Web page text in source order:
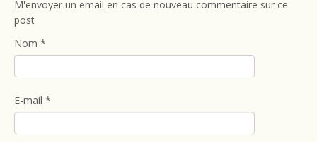
M'envoyer un email en cas de nouveau commentaire sur ce
post
Nom *
E-mail *